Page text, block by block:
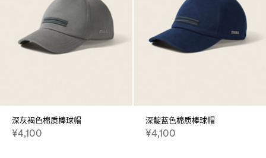
深灰褐色棉质棒球帽
¥4,100
深靛蓝色棉质棒球帽
¥4,100